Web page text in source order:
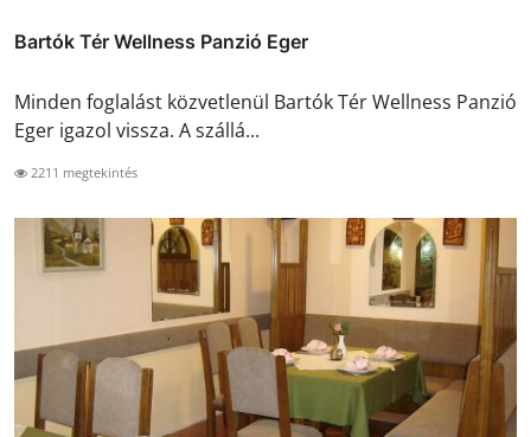
Bartók Tér Wellness Panzió Eger
Minden foglalást közvetlenül Bartók Tér Wellness Panzió
Eger igazol vissza. A szállá...
2211 megtekintés